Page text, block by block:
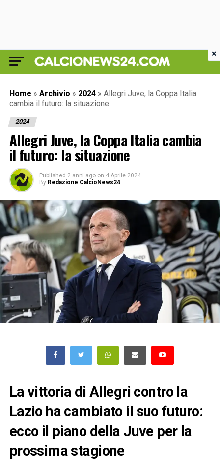
Home » Archivio » 2024 » Allegri Juve, la Coppa Italia
cambia il futuro: la situazione
2024
Allegri Juve, la Coppa Italia cambia
il futuro: la situazione
Published 2 anni ago on 4 Aprile 2024
By Redazione CalcioNews24
La vittoria di Allegri contro la
Lazio ha cambiato il suo futuro:
ecco il piano della Juve per la
prossima stagione
×